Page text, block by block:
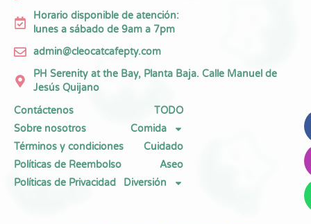
Horario disponible de atención:
lunes a sábado de 9am a 7pm
admin@cleocatcafepty.com
PH Serenity at the Bay, Planta Baja. Calle Manuel de
Jesús Quijano
Contáctenos
Sobre nosotros
Términos y condiciones
Políticas de Reembolso
Políticas de Privacidad
TODO
Comida
Cuidado
Aseo
Diversión